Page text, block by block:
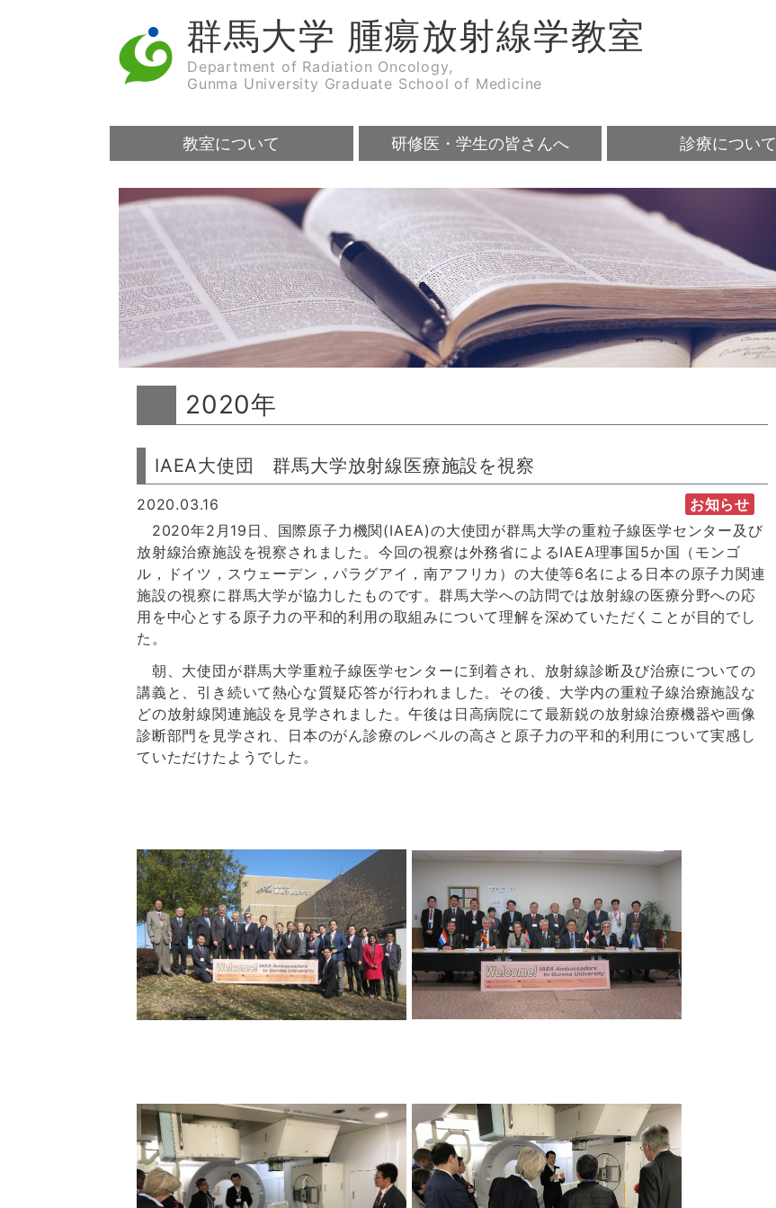
群馬大学 腫瘍放射線学教室
Department of Radiation Oncology,
Gunma University Graduate School of Medicine
教室について 研修医・学生の皆さんへ 診療について
2020年
IAEA大使団 群馬大学放射線医療施設を視察
2020.03.16
お知らせ
2020年2月19日、国際原子力機関(IAEA)の大使団が群馬大学の重粒子線医学センター及び
放射線治療施設を視察されました。今回の視察は外務省によるIAEA理事国5か国（モンゴ
ル，ドイツ，スウェーデン，パラグアイ，南アフリカ）の大使等6名による日本の原子力関連
施設の視察に群馬大学が協力したものです。群馬大学への訪問では放射線の医療分野への応
用を中心とする原子力の平和的利用の取組みについて理解を深めていただくことが目的でし
た。
朝、大使団が群馬大学重粒子線医学センターに到着され、放射線診断及び治療についての
講義と、引き続いて熱心な質疑応答が行われました。その後、大学内の重粒子線治療施設な
どの放射線関連施設を見学されました。午後は日高病院にて最新鋭の放射線治療機器や画像
診断部門を見学され、日本のがん診療のレベルの高さと原子力の平和的利用について実感し
ていただけたようでした。